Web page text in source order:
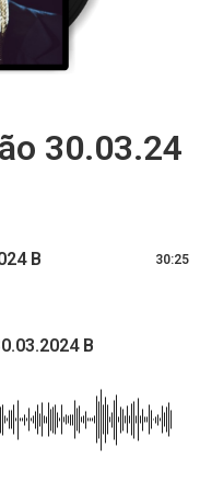
30.03.24
B 30:25
B